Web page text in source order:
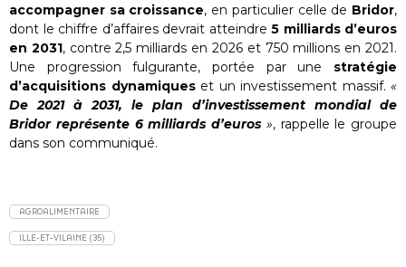
accompagner sa croissance, en particulier celle de Bridor,
dont le chiffre d’affaires devrait atteindre 5 milliards d’euros
en 2031, contre 2,5 milliards en 2026 et 750 millions en 2021.
Une progression fulgurante, portée par une stratégie
d’acquisitions dynamiqueset un investissement massif. «
De 2021 à 2031, le plan d’investissement mondial de
Bridor représente 6 milliards d’euros », rappelle le groupe
dans son communiqué.
AGROALIMENTAIRE
ILLE-ET-VILAINE (35)